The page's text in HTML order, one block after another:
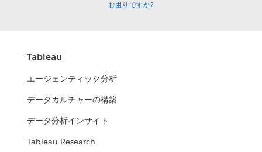
お困りですか?
Tableau
エージェンティック分析
データカルチャーの構築
データ分析インサイト
Tableau Research